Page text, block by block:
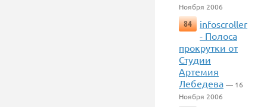
Ноября 2006
84
infoscroller
- Полоса
прокрутки от
Студии
Артемия
Лебедева — 16
Ноября 2006